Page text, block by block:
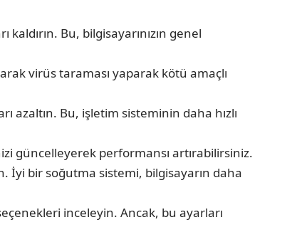
Bu, bilgisayarınızın genel
virüs taraması yaparak kötü amaçlı
azaltın. Bu, işletim sisteminin daha hızlı
güncelleyerek performansı artırabilirsiniz.
İyi bir soğutma sistemi, bilgisayarın daha
inceleyin. Ancak, bu ayarları